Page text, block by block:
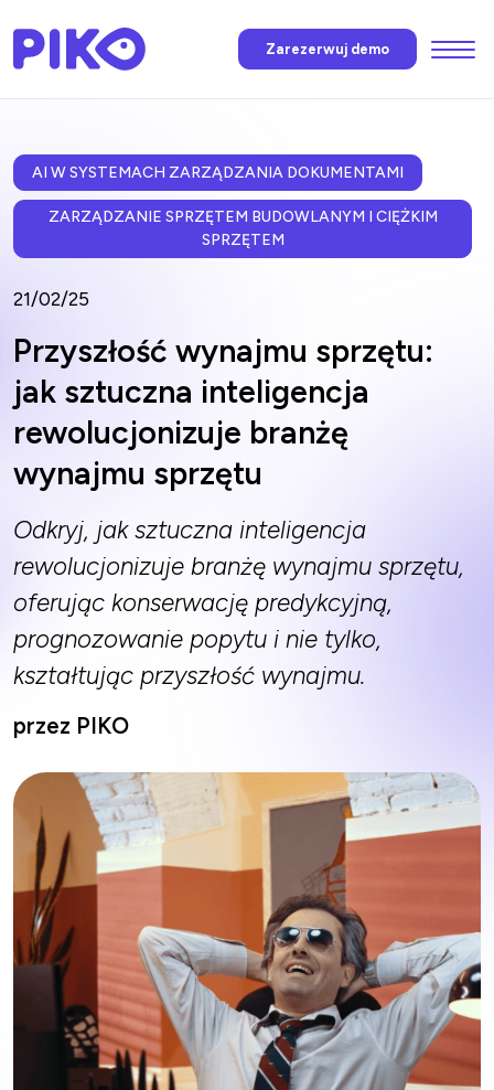
Zarezerwuj demo
AI W SYSTEMACH ZARZĄDZANIA DOKUMENTAMI
ZARZĄDZANIE SPRZĘTEM BUDOWLANYM I CIĘŻKIM
SPRZĘTEM
21/02/25
Przyszłość wynajmu sprzętu:
jak sztuczna inteligencja
rewolucjonizuje branżę
wynajmu sprzętu
Odkryj, jak sztuczna inteligencja
rewolucjonizuje branżę wynajmu sprzętu,
oferując konserwację predykcyjną,
prognozowanie popytu i nie tylko,
kształtując przyszłość wynajmu.
przez PIKO
Menu
AI Piko
FAQ
Skontaktuj się